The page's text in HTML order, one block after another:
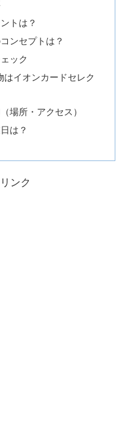
トは？
ンセプトは？
ック
はイオンカードセレク
場所・アクセス）
は？
ンク